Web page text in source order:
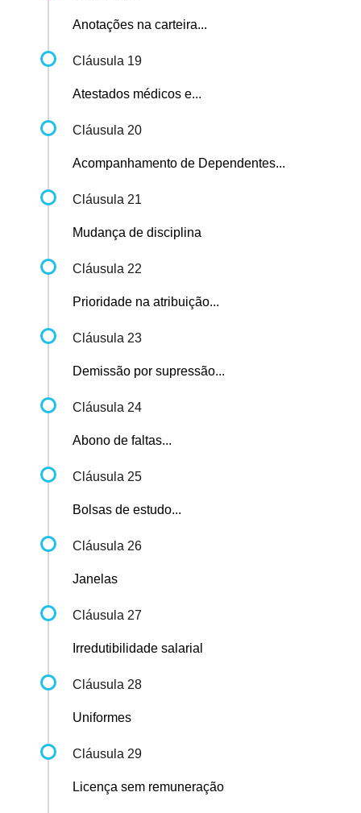
Anotações na carteira...
Cláusula 19
Atestados médicos e...
Cláusula 20
Acompanhamento de Dependentes...
Cláusula 21
Mudança de disciplina
Cláusula 22
Prioridade na atribuição...
Cláusula 23
Demissão por supressão...
Cláusula 24
Abono de faltas...
Cláusula 25
Bolsas de estudo...
Cláusula 26
Janelas
Cláusula 27
Irredutibilidade salarial
Cláusula 28
Uniformes
Cláusula 29
Licença sem remuneração